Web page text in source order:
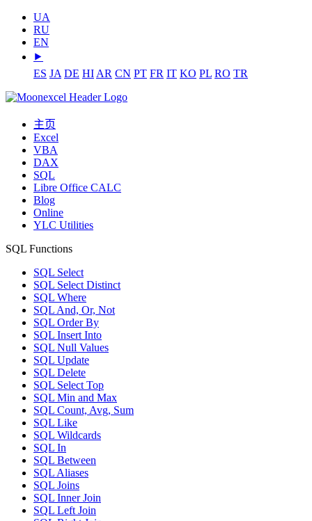
UA
RU
EN
⯈
ES JA DE HI AR CN PT FR IT KO PL RO TR
主页
Excel
VBA
DAX
SQL
Libre Office CALC
Blog
Online
YLC Utilities
SQL Functions
SQL Select
SQL Select Distinct
SQL Where
SQL And, Or, Not
SQL Order By
SQL Insert Into
SQL Null Values
SQL Update
SQL Delete
SQL Select Top
SQL Min and Max
SQL Count, Avg, Sum
SQL Like
SQL Wildcards
SQL In
SQL Between
SQL Aliases
SQL Joins
SQL Inner Join
SQL Left Join